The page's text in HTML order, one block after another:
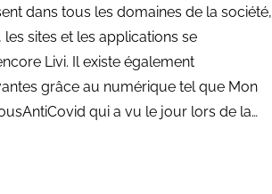
dans tous les domaines de la société,
sites et les applications se
Livi. Il existe également
grâce au numérique tel que Mon
qui a vu le jour lors de la…